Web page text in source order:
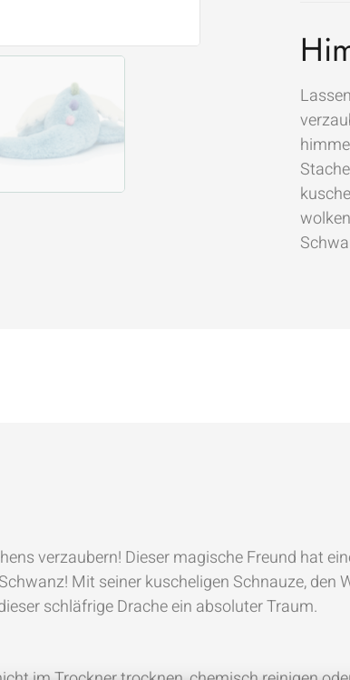
verzaubern! Dieser magische Freund hat
Mit seiner kuscheligen Schnauze, den
schläfrige Drache ein absoluter Traum.